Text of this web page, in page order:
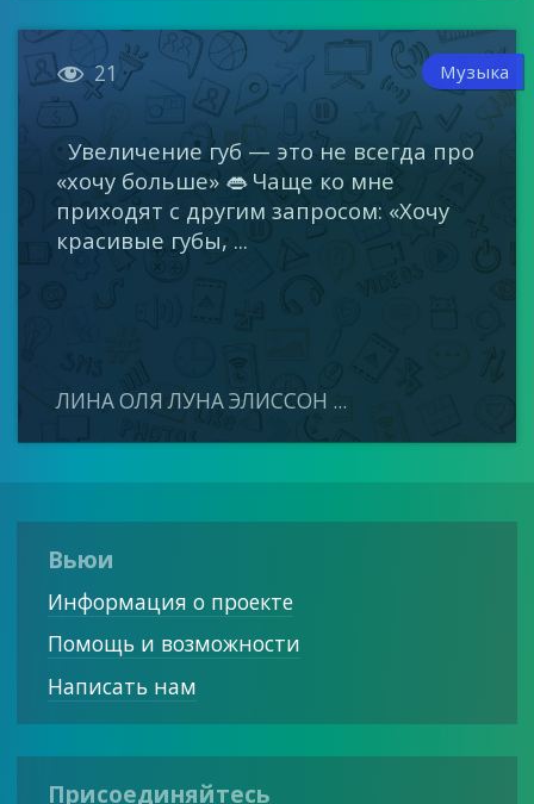
 21 Музыка
Увеличение губ — это не всегда про
«хочу больше» 👄 Чаще ко мне
приходят с другим запросом: «Хочу
красивые губы, ...
ЛИНА ОЛЯ ЛУНА ЭЛИССОН ...
Вьюи
Информация о проекте
Помощь и возможности
Написать нам
Присоединяйтесь